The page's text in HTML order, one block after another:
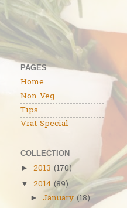
PAGES
Home
Non Veg
Tips
Vrat Special
COLLECTION
► 2013 (170)
▼ 2014 (89)
►January (18)